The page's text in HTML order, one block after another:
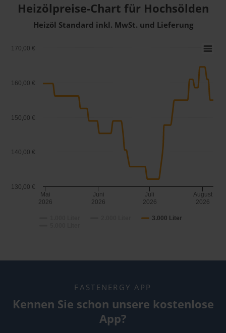
Heizölpreise-Chart für Hochsölden
Heizöl Standard inkl. MwSt. und Lieferung
3.000 Liter
Mai
2026
Juni
2026
Juli
2026
August
2026
130,00 €
140,00 €
150,00 €
160,00 €
170,00 €
FASTENERGY APP
Kennen Sie schon unsere kostenlose
App?